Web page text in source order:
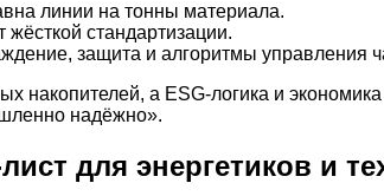
линии на тонны материала.
стандартизации.
защита и алгоритмы управления
накопителей, а ESG-логика и
надёжно».
для энергетиков и